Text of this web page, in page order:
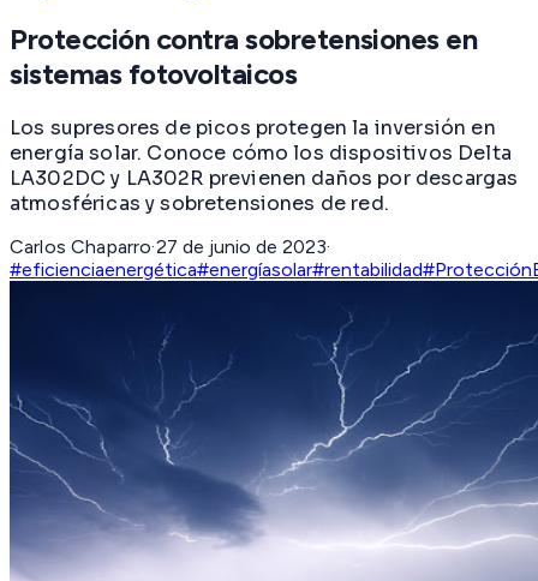
Protección contra sobretensiones en
sistemas fotovoltaicos
Los supresores de picos protegen la inversión en
energía solar. Conoce cómo los dispositivos Delta
LA302DC y LA302R previenen daños por descargas
atmosféricas y sobretensiones de red.
Carlos Chaparro·27 de junio de 2023·
#eficienciaenergética#energíasolar#rentabilidad